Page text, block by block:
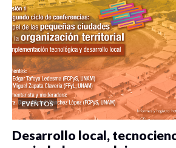
EVENTOS
Desarrollo local,